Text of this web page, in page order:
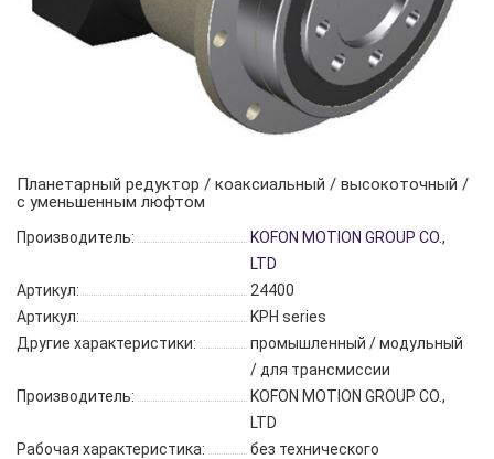
Планетарный редуктор / коаксиальный / высокоточный /
с уменьшенным люфтом
Производитель:
KOFON MOTION GROUP CO.,
LTD
Артикул:
24400
Артикул:
KPH series
Другие характеристики:
промышленный / модульный
/ для трансмиссии
Производитель:
KOFON MOTION GROUP CO.,
LTD
Рабочая характеристика:
без технического